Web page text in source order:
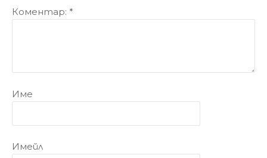
Коментар: *
Име
Имейл